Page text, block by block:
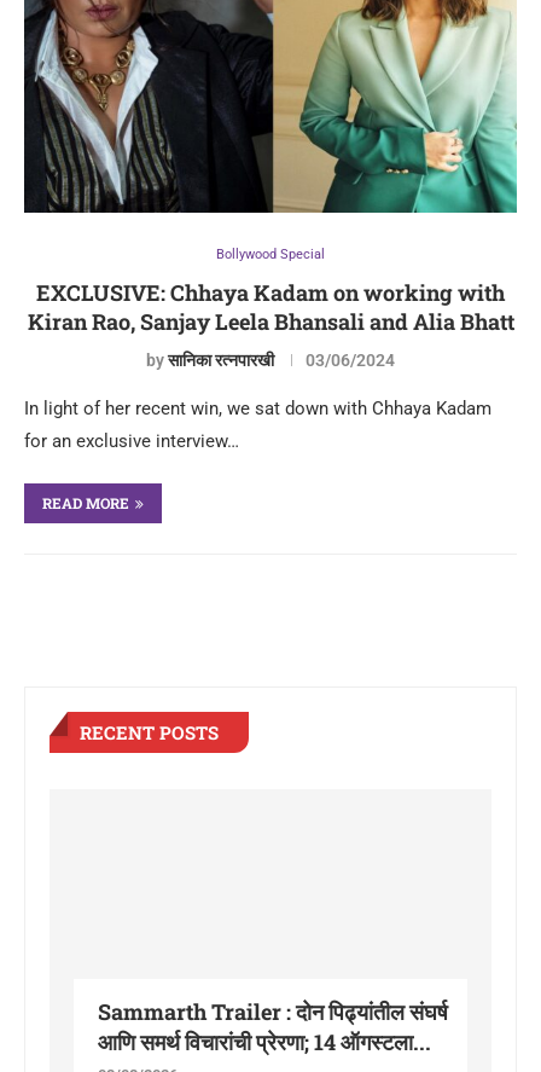
Bollywood Special
EXCLUSIVE: Chhaya Kadam on working with
Kiran Rao, Sanjay Leela Bhansali and Alia Bhatt
byसानिका रत्नपारखी 03/06/2024
In light of her recent win, we sat down with Chhaya Kadam
for an exclusive interview…
READ MORE
RECENT POSTS
Sammarth Trailer : दोन पिढ्यांतील संघर्ष
आणि समर्थ विचारांची प्रेरणा; 14 ऑगस्टला...